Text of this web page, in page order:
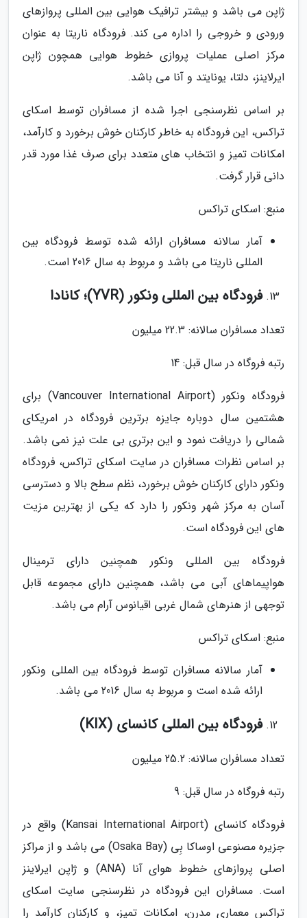
ژاپن می باشد و بیشتر ترافیک هوایی بین المللی پروازهای
ورودی و خروجی را اداره می کند. فرودگاه ناریتا به عنوان
مرکز اصلی عملیات پروازی خطوط هوایی همچون ژاپن
ایرلاینز، دلتا، یونایتد و آنا می باشد.
بر اساس نظرسنجی اجرا شده از مسافران توسط اسکای
تراکس، این فرودگاه به خاطر کارکنان خوش برخورد و کارآمد،
امکانات تمیز و انتخاب های متعدد برای صرف غذا مورد قدر
دانی قرار گرفت.
منبع: اسکای تراکس
آمار سالانه مسافران ارائه شده توسط فرودگاه بین
المللی ناریتا می باشد و مربوط به سال 2016 است.
فرودگاه بین المللی ونکور (YVR)؛ کانادا
تعداد مسافران سالانه: 22.3 میلیون
رتبه فروگاه در سال قبل: 14
فرودگاه ونکور (Vancouver International Airport) برای
هشتمین سال دوباره جایزه برترین فرودگاه در امریکای
شمالی را دریافت نمود و این برتری بی علت نیز نمی باشد.
بر اساس نظرات مسافران در سایت اسکای تراکس، فرودگاه
ونکور دارای کارکنان خوش برخورد، نظم سطح بالا و دسترسی
آسان به مرکز شهر ونکور را دارد که یکی از بهترین مزیت
های این فرودگاه است.
فرودگاه بین المللی ونکور همچنین دارای ترمینال
هواپیماهای آبی می باشد، همچنین دارای مجموعه قابل
توجهی از هنرهای شمال غربی اقیانوس آرام می باشد.
منبع: اسکای تراکس
آمار سالانه مسافران توسط فرودگاه بین المللی ونکور
ارائه شده است و مربوط به سال 2016 می باشد.
فرودگاه بین المللی کانسای (KIX)
تعداد مسافران سالانه: 25.2 میلیون
رتبه فروگاه در سال قبل: 9
فرودگاه کانسای (Kansai International Airport) واقع در
جزیره مصنوعی اوساکا بِی (Osaka Bay) می باشد و از مراکز
اصلی پروازهای خطوط هوای آنا (ANA) و ژاپن ایرلاینز
است. مسافران این فرودگاه در نظرسنجی سایت اسکای
تراکس معماری مدرن، امکانات تمیز، و کارکنان کارآمد را